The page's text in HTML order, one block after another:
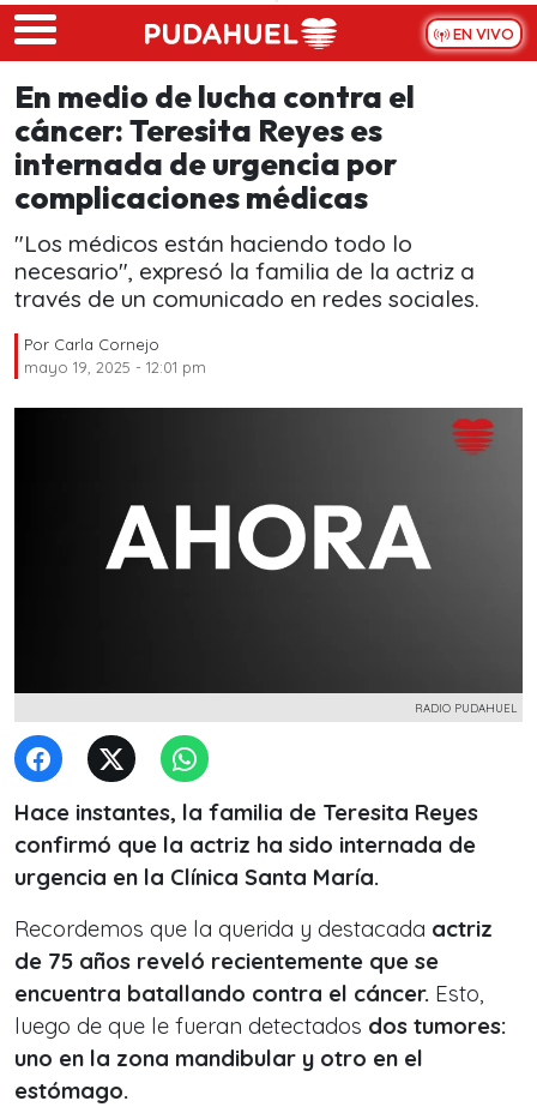
Skip to main content
EN VIVO
En medio de lucha contra el
cáncer: Teresita Reyes es
internada de urgencia por
complicaciones médicas
"Los médicos están haciendo todo lo
necesario", expresó la familia de la actriz a
través de un comunicado en redes sociales.
Por Carla Cornejo
mayo 19, 2025 - 12:01 pm
RADIO PUDAHUEL
Hace instantes, la familia de Teresita Reyes
confirmó que la actriz ha sido internada de
urgencia en la Clínica Santa María.
Recordemos que la querida y destacada actriz
de 75 años reveló recientemente que se
encuentra batallando contra el cáncer. Esto,
luego de que le fueran detectados dos tumores:
uno en la zona mandibular y otro en el
estómago.